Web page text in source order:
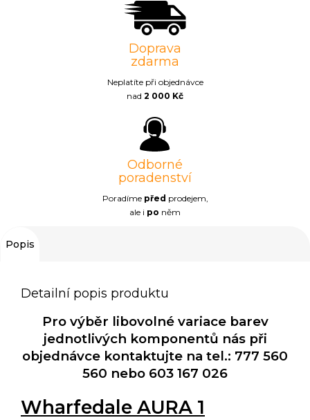
Doprava
zdarma
Neplatíte při objednávce
nad 2 000 Kč
Odborné
poradenství
Poradíme před prodejem,
ale i po něm
Popis
Detailní popis produktu
Pro výběr libovolné variace barev
jednotlivých komponentů nás při
objednávce kontaktujte na tel.: 777 560
560 nebo 603 167 026
Wharfedale AURA 1